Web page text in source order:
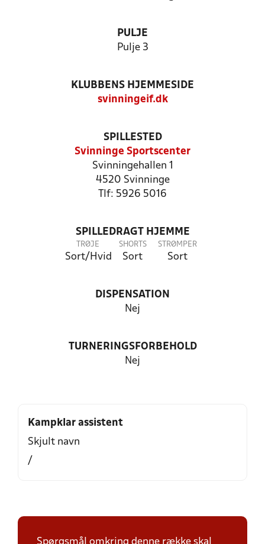
PULJE
Pulje 3
KLUBBENS HJEMMESIDE
svinningeif.dk
SPILLESTED
Svinninge Sportscenter
Svinningehallen 1
4520 Svinninge
Tlf: 5926 5016
SPILLEDRAGT HJEMME
TRØJE
Sort/Hvid
SHORTS
Sort
STRØMPER
Sort
DISPENSATION
Nej
TURNERINGSFORBEHOLD
Nej
Kampklar assistent
Skjult navn
/
Spørgsmål omkring denne række skal